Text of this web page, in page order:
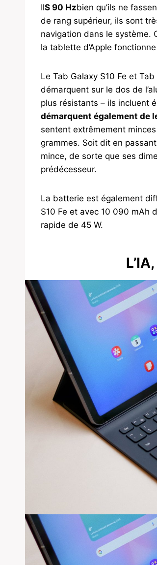
IlS 90 Hzbien qu’ils ne
de rang supérieur, ils sont
navigation dans le système.
la tablette d’Apple
Le Tab Galaxy S10 Fe et
démarquent sur le dos de
plus résistants – ils incluent
démarquent également de
sentent extrêmement
grammes. Soit dit en
mince, de sorte que ses
prédécesseur.
La batterie est également
S10 Fe et avec 10 090 mAh
rapide de 45 W.